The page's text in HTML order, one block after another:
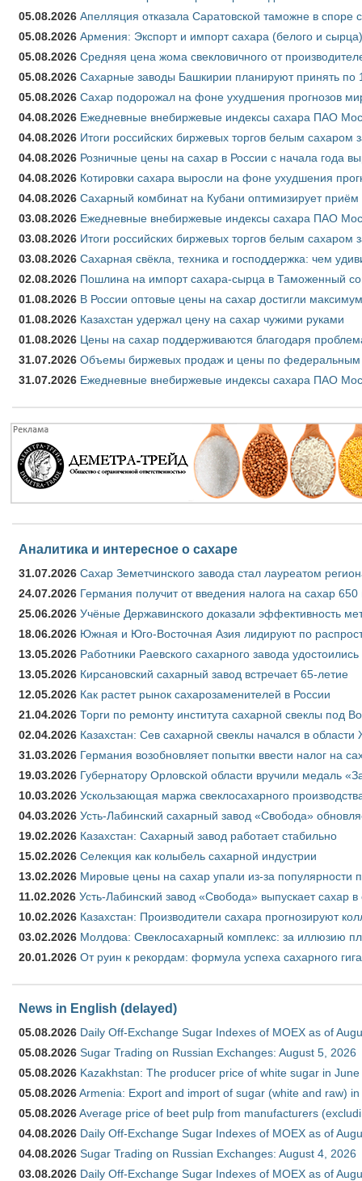
05.08.2026 Апелляция отказала Саратовской таможне в
05.08.2026 Армения: Экспорт и импорт сахара (белого и
05.08.2026 Средняя цена жома свекловичного от
05.08.2026 Сахарные заводы Башкирии планируют принять по
05.08.2026 Сахар подорожал на фоне ухудшения прогнозов
04.08.2026 Ежедневные внебиржевые индексы сахара ПАО
04.08.2026 Итоги российских биржевых торгов белым сахаром
04.08.2026 Розничные цены на сахар в России с начала года
04.08.2026 Котировки сахара выросли на фоне ухудшения
04.08.2026 Сахарный комбинат на Кубани оптимизирует приём
03.08.2026 Ежедневные внебиржевые индексы сахара ПАО
03.08.2026 Итоги российских биржевых торгов белым сахаром
03.08.2026 Сахарная свёкла, техника и господдержка: чем
02.08.2026 Пошлина на импорт сахара-сырца в Таможенный
01.08.2026 В России оптовые цены на сахар достигли
01.08.2026 Казахстан удержал цену на сахар чужими руками
01.08.2026 Цены на сахар поддерживаются благодаря
31.07.2026 Объемы биржевых продаж и цены по федеральным
31.07.2026 Ежедневные внебиржевые индексы сахара ПАО
Аналитика и интересное о сахаре
31.07.2026 Сахар Земетчинского завода стал лауреатом
24.07.2026 Германия получит от введения налога на сахар
25.06.2026 Учёные Державинского доказали эффективность
18.06.2026 Южная и Юго-Восточная Азия лидируют по
13.05.2026 Работники Раевского сахарного завода удостоились
13.05.2026 Кирсановский сахарный завод встречает 65-летие
12.05.2026 Как растет рынок сахарозаменителей в России
21.04.2026 Торги по ремонту института сахарной свеклы под
02.04.2026 Казахстан: Сев сахарной свеклы начался в области
31.03.2026 Германия возобновляет попытки ввести налог на
19.03.2026 Губернатору Орловской области вручили медаль
10.03.2026 Ускользающая маржа свеклосахарного
04.03.2026 Усть-Лабинский сахарный завод «Свобода»
19.02.2026 Казахстан: Сахарный завод работает стабильно
15.02.2026 Селекция как колыбель сахарной индустрии
13.02.2026 Мировые цены на сахар упали из-за популярности
11.02.2026 Усть-Лабинский завод «Свобода» выпускает сахар в
10.02.2026 Казахстан: Производители сахара прогнозируют
03.02.2026 Молдова: Свеклосахарный комплекс: за иллюзию
20.01.2026 От руин к рекордам: формула успеха сахарного
News in English (delayed)
05.08.2026 Daily Off-Exchange Sugar Indexes of MOEX as of
05.08.2026 Sugar Trading on Russian Exchanges: August 5, 2026
05.08.2026 Kazakhstan: The producer price of white sugar in
05.08.2026Armenia: Export and import of sugar (white and raw)
05.08.2026Average price of beet pulp from manufacturers
04.08.2026 Daily Off-Exchange Sugar Indexes of MOEX as of
04.08.2026 Sugar Trading on Russian Exchanges: August 4, 2026
03.08.2026 Daily Off-Exchange Sugar Indexes of MOEX as of